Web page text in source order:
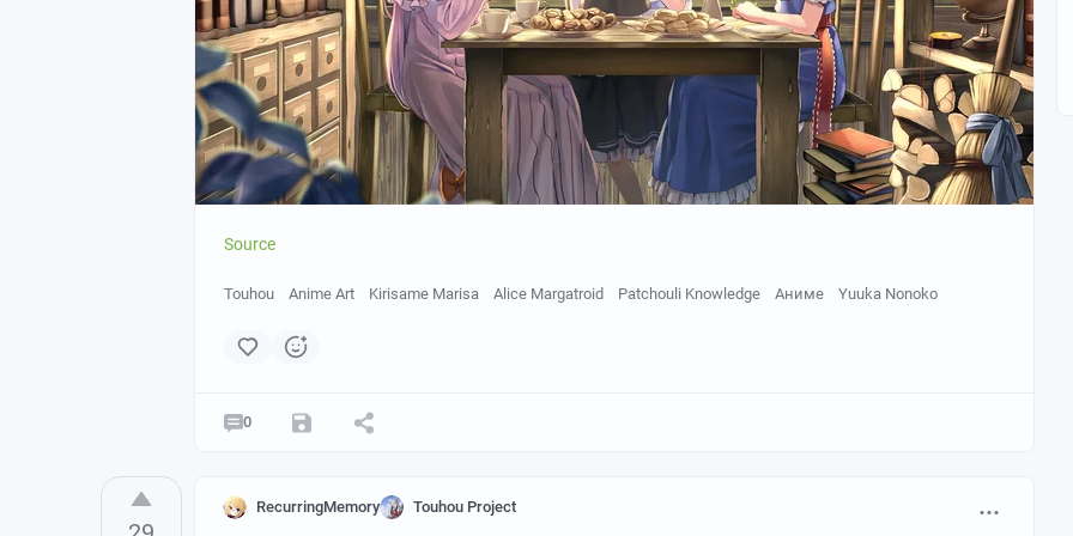
Source
Touhou Anime Art Kirisame Marisa Alice Margatroid Patchouli Knowledge Аниме Yuuka Nonoko
0
RecurringMemory Touhou Project